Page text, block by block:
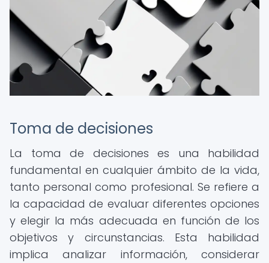
Toma de decisiones
La toma de decisiones es una habilidad
fundamental en cualquier ámbito de la vida,
tanto personal como profesional. Se refiere a
la capacidad de evaluar diferentes opciones
y elegir la más adecuada en función de los
objetivos y circunstancias. Esta habilidad
implica analizar información, considerar